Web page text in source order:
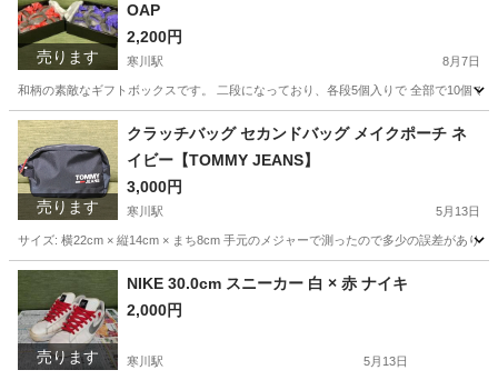
売ります
OAP
2,200円
寒川駅 8月7日
和柄の素敵なギフトボックスです。 二段になっており、各段5個入りで 全部で10個で
神奈川 高座郡 寒川駅 家庭用品 POLA
売ります
クラッチバッグ セカンドバッグ メイクポーチ ネ
イビー【TOMMY JEANS】
3,000円
寒川駅 5月13日
サイズ: 横22cm × 縦14cm × まち8cm 手元のメジャーで測ったので多少の誤差があり
神奈川 高座郡 クラッチバッグ
売ります
NIKE 30.0cm スニーカー 白 × 赤 ナイキ
2,000円
寒川駅 5月13日